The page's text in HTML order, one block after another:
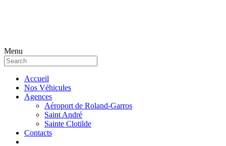
Menu
Accueil
Nos Véhicules
Agences
Aéroport de Roland-Garros
Saint André
Sainte Clotilde
Contacts